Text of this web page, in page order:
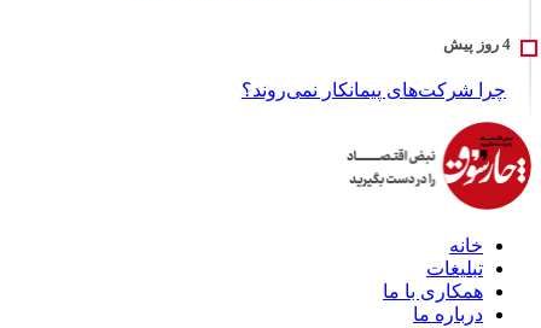
چرا شرکت‌های پیمانکار نمی‌روند؟
خانه
تبلیغات
همکاری با ما
درباره ما